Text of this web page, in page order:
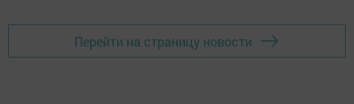
Перейти на страницу новости